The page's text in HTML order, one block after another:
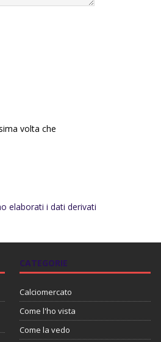
volta che
elaborati i dati derivati
CATEGORIE
Calciomercato
Come l'ho vista
Come la vedo